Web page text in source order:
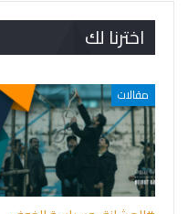
اخترنا لك
مقالات